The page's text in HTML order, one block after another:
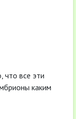
что все эти
каким